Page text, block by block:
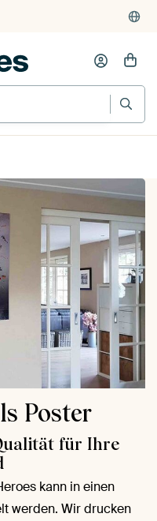
Poster
für Ihre
kann in einen
werden. Wir drucken